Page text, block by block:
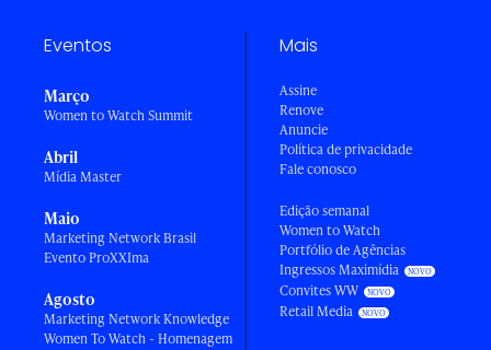
Eventos
Março
Women to Watch Summit
Abril
Mídia Master
Maio
Marketing Network Brasil
Evento ProXXIma
Agosto
Marketing Network Knowledge
Women To Watch - Homenagem
Mais
Assine
Renove
Anuncie
Política de privacidade
Fale conosco
Edição semanal
Women to Watch
Portfólio de Agências
Ingressos Maximídia
Convites WW
Retail Media